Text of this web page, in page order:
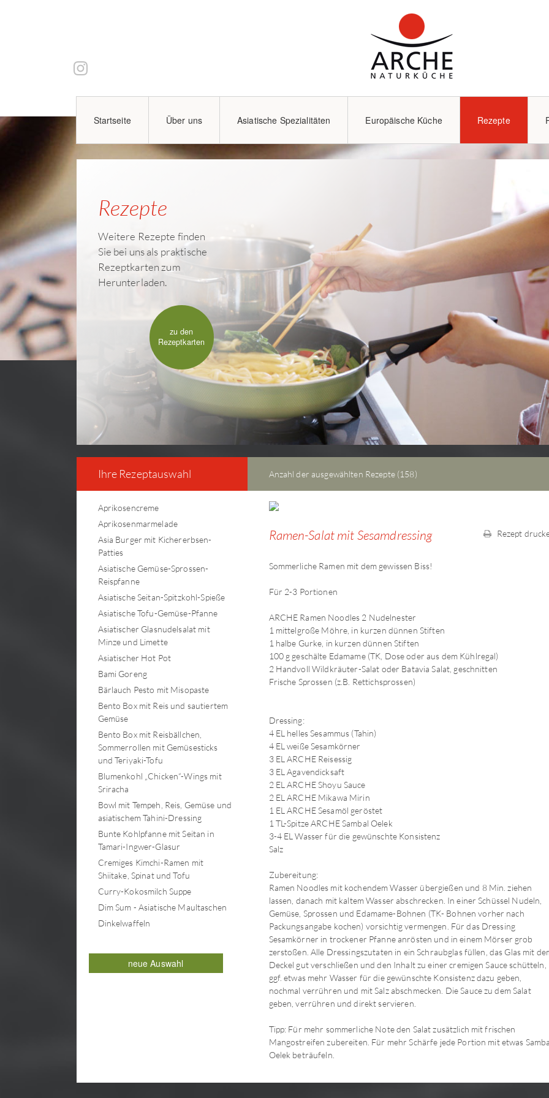
Startseite Über uns Asiatische Spezialitäten Europäische Küche Rezepte
Rezepte
Weitere Rezepte finden
Sie bei uns als praktische
Rezeptkarten zum
Herunterladen.
zu den
Rezeptkarten
Kochzubehör
Sprossenfrische
Keimgerät
Sprossenfrische von Arche
zum Kochzubehör
Ihre Rezeptauswahl
Aprikosencreme
Aprikosenmarmelade
Asia Burger mit Kichererbsen-
Patties
Asiatische Gemüse-Sprossen-
Reispfanne
Asiatische Seitan-Spitzkohl-Spieße
Asiatische Tofu-Gemüse-Pfanne
Asiatischer Glasnudelsalat mit
Minze und Limette
Asiatischer Hot Pot
Bami Goreng
Bärlauch Pesto mit Misopaste
Bento Box mit Reis und sautiertem
Gemüse
Bento Box mit Reisbällchen,
Sommerrollen mit Gemüsesticks
und Teriyaki-Tofu
Blumenkohl „Chicken“-Wings mit
Sriracha
Bowl mit Tempeh, Reis, Gemüse und
asiatischem Tahini-Dressing
Bunte Kohlpfanne mit Seitan in
Tamari-Ingwer-Glasur
Cremiges Kimchi-Ramen mit
Shiitake, Spinat und Tofu
Curry-Kokosmilch Suppe
Dim Sum - Asiatische Maultaschen
Dinkelwaffeln
Erdbeer-Kokoscreme-Torte
Erdbeer-Pfannkuchen mit
neue Auswahl
Anzahl der ausgewählten Rezepte (158)
Rezept
Ramen-Salat mit Sesamdressing
Sommerliche Ramen mit dem gewissen Biss!
Für 2-3 Portionen
ARCHE Ramen Noodles 2 Nudelnester
1 mittelgroße Möhre, in kurzen dünnen Stiften
1 halbe Gurke, in kurzen dünnen Stiften
100 g geschälte Edamame (TK, Dose oder aus dem Kühlregal)
2 Handvoll Wildkräuter-Salat oder Batavia Salat, geschnitten
Frische Sprossen (z.B. Rettichsprossen)
Dressing:
4 EL helles Sesammus (Tahin)
4 EL weiße Sesamkörner
3 EL ARCHE Reisessig
3 EL Agavendicksaft
2 EL ARCHE Shoyu Sauce
2 EL ARCHE Mikawa Mirin
1 EL ARCHE Sesamöl geröstet
1 TL-Spitze ARCHE Sambal Oelek
3-4 EL Wasser für die gewünschte Konsistenz
Salz
Zubereitung:
Ramen Noodles mit kochendem Wasser übergießen und 8 Min. ziehen
lassen, danach mit kaltem Wasser abschrecken. In einer Schüssel Nudeln,
Gemüse, Sprossen und Edamame-Bohnen (TK- Bohnen vorher nach
Packungsangabe kochen) vorsichtig vermengen. Für das Dressing
Sesamkörner in trockener Pfanne anrösten und in einem Mörser grob
zerstoßen. Alle Dressingszutaten in ein Schraubglas füllen, das Glas mit
Deckel gut verschließen und den Inhalt zu einer cremigen Sauce schütteln,
ggf. etwas mehr Wasser für die gewünschte Konsistenz dazu geben,
nochmal verrühren und mit Salz abschmecken. Die Sauce zu dem Salat
geben, verrühren und direkt servieren.
Tipp: Für mehr sommerliche Note den Salat zusätzlich mit frischen
Mangostreifen zubereiten. Für mehr Schärfe jede Portion mit etwas
Oelek beträufeln.